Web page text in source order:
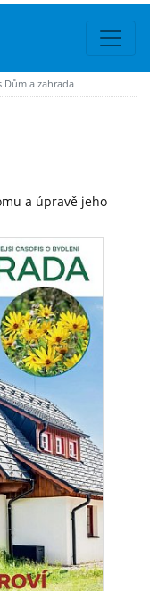
Dům a zahrada
a úpravě jeho